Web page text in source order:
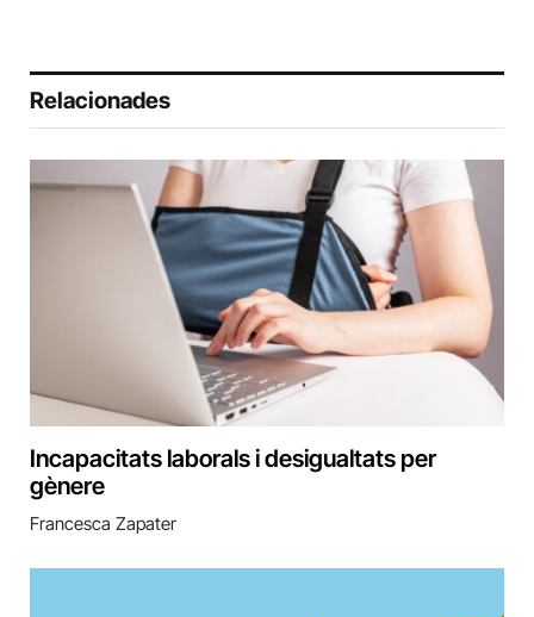
Relacionades
Incapacitats laborals i desigualtats per
gènere
Francesca Zapater